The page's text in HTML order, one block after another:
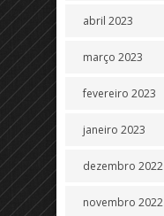
abril 2023
março 2023
fevereiro 2023
janeiro 2023
dezembro 2022
novembro 2022